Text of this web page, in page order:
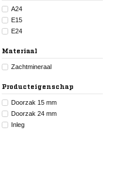
A24
E15
E24
Materiaal
Zachtmineraal
Producteigenschap
Doorzak 15 mm
Doorzak 24 mm
Inleg